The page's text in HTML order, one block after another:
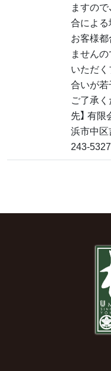
ますので
合による
お客様都
ません
いただく
合いが若
ご了承く
先】 有
浜市中区
243-5327